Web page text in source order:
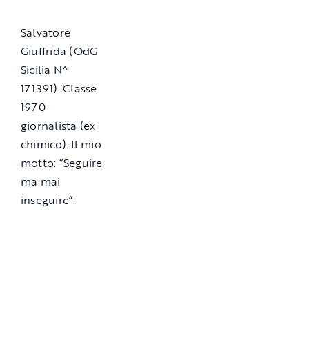
Salvatore
Giuffrida (OdG
Sicilia N^
171391). Classe
1970
giornalista (ex
chimico). Il mio
motto: “Seguire
ma mai
inseguire”.